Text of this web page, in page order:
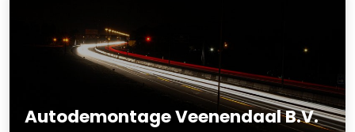
Autodemontage Veenendaal B.V.